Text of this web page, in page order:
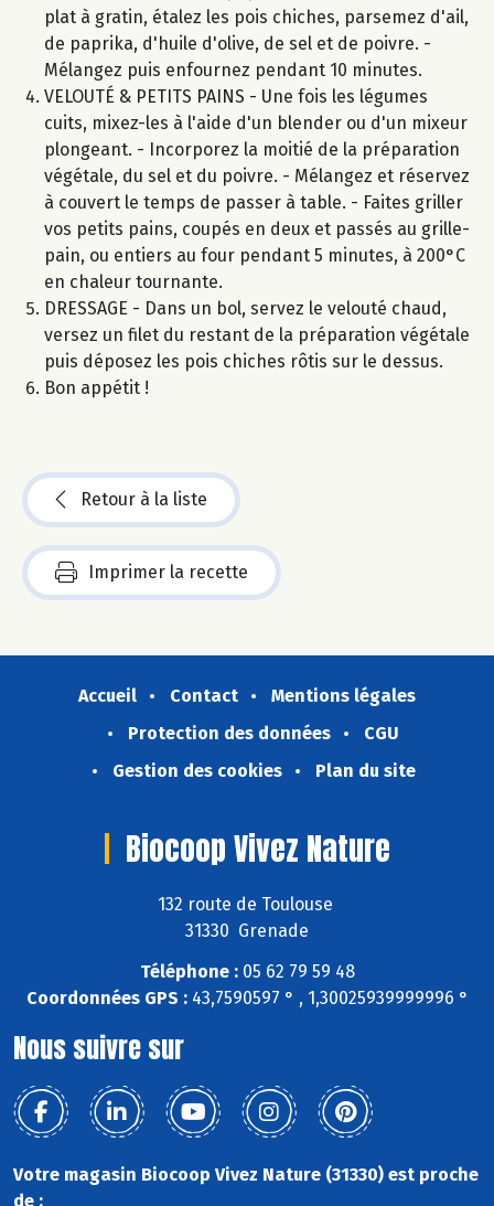
plat à gratin, étalez les pois chiches, parsemez d'ail,
de paprika, d'huile d'olive, de sel et de poivre. -
Mélangez puis enfournez pendant 10 minutes.
VELOUTÉ & PETITS PAINS - Une fois les légumes
cuits, mixez-les à l'aide d'un blender ou d'un mixeur
plongeant. - Incorporez la moitié de la préparation
végétale, du sel et du poivre. - Mélangez et réservez
à couvert le temps de passer à table. - Faites griller
vos petits pains, coupés en deux et passés au grille-
pain, ou entiers au four pendant 5 minutes, à 200°C
en chaleur tournante.
DRESSAGE - Dans un bol, servez le velouté chaud,
versez un filet du restant de la préparation végétale
puis déposez les pois chiches rôtis sur le dessus.
Bon appétit !
Retour à la liste
Imprimer la recette
Accueil Contact
Mentions légales
Protection des données
CGU
Gestion des cookies
Plan du site
Biocoop Vivez Nature
132 route de Toulouse
31330 Grenade
Téléphone :05 62 79 59 48
Coordonnées GPS :43,7590597 ° , 1,30025939999996 °
Nous suivre sur
Votre magasin Biocoop Vivez Nature (31330) est proche
de :